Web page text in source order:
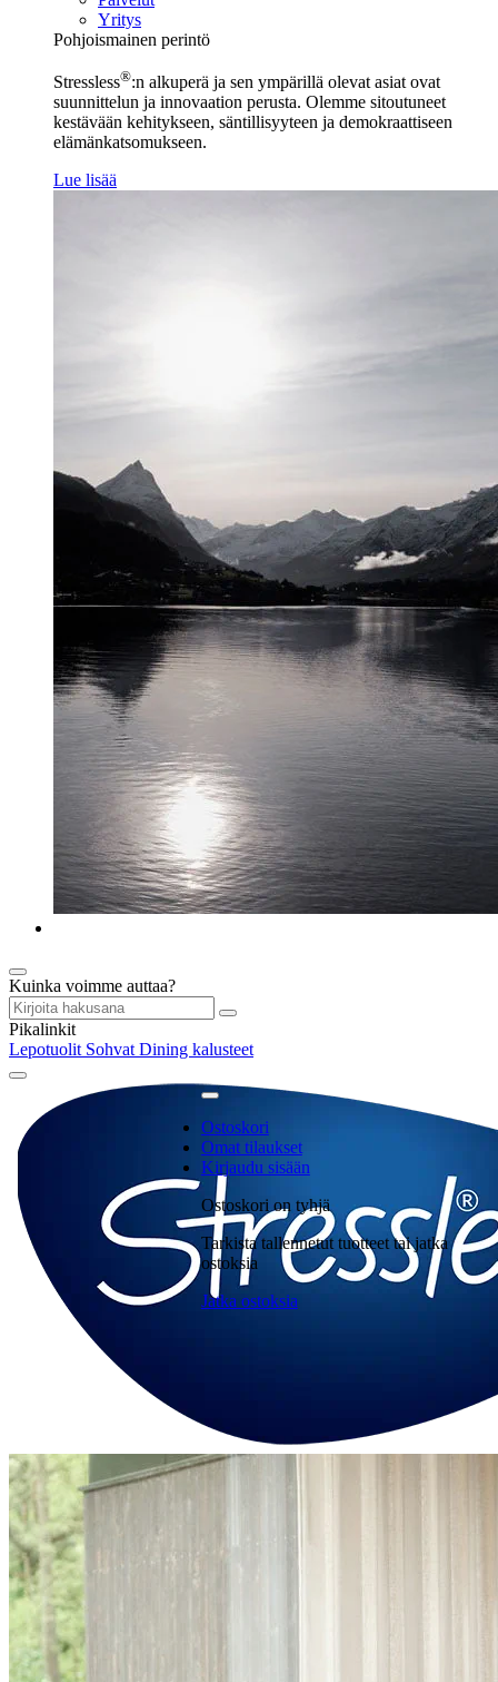
Yritys
Pohjoismainen perintö
Stressless®:n alkuperä ja sen ympärillä olevat asiat ovat
suunnittelun ja innovaation perusta. Olemme sitoutuneet
kestävään kehitykseen, säntillisyyteen ja demokraattiseen
elämänkatsomukseen.
Lue lisää
Kuinka voimme auttaa?
Pikalinkit
Lepotuolit Sohvat Dining kalusteet
Ostoskori
Omat tilaukset
Kirjaudu sisään
Ostoskori on tyhjä
Tarkista tallennetut tuotteet tai jatka
ostoksia
Jatka ostoksia